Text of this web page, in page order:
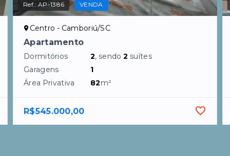
Ref.:AP-1386 VENDA
Centro - Camboriú/SC
Apartamento
Dormitórios 2, sendo2 suítes
Garagens
1
Área Privativa
82m²
R$545.000,00